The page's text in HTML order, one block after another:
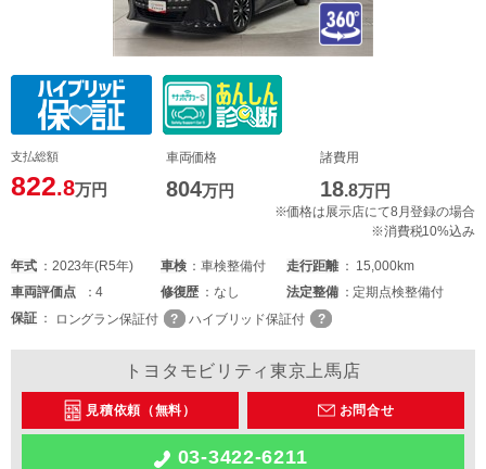
支払総額
822.8万円
車両価格
804万円
諸費用
18.8万円
※価格は展示店にて8月登録の場合
※消費税10%込み
年式 2023年(R5年) 車検 車検整備付 走行距離
15,000km
車両評価点 4 修復歴 なし 法定整備
定期点検整備付
保証
ロングラン保証付 ハイブリッド保証付
トヨタモビリティ東京上馬店
見積依頼（無料） お問合せ
03-3422-6211